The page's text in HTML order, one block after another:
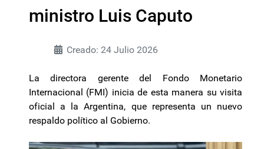
ministro Luis Caputo
Creado: 24 Julio 2026
La directora gerente del Fondo Monetario
Internacional (FMI) inicia de esta manera su visita
oficial a la Argentina, que representa un nuevo
respaldo político al Gobierno.